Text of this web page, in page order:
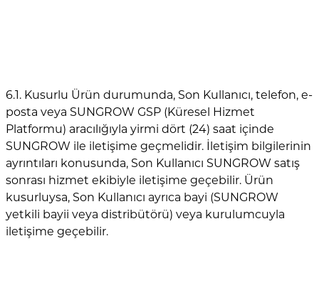
6.1. Kusurlu Ürün durumunda, Son Kullanıcı, telefon, e-
posta veya SUNGROW GSP (Küresel Hizmet
Platformu) aracılığıyla yirmi dört (24) saat içinde
SUNGROW ile iletişime geçmelidir. İletişim bilgilerinin
ayrıntıları konusunda, Son Kullanıcı SUNGROW satış
sonrası hizmet ekibiyle iletişime geçebilir. Ürün
kusurluysa, Son Kullanıcı ayrıca bayi (SUNGROW
yetkili bayii veya distribütörü) veya kurulumcuyla
iletişime geçebilir.